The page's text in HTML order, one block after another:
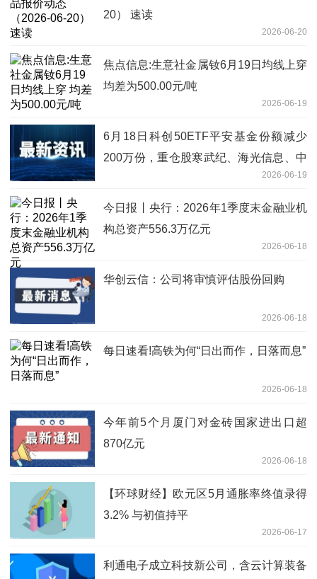
20） 速读
2026-06-20
焦点信息:生意社金属钕6月19日均线上穿
均差为500.00元/吨
2026-06-19
6月18日科创50ETF平安基金份额减少
200万份，重仓股寒武纪、海光信息、中
2026-06-19
今日报丨央行：2026年1季度末金融业机
构总资产556.3万亿元
2026-06-18
华创云信：公司将审慎评估股份回购
2026-06-18
每日速看!高铁为何“日出而作，日落而息”
2026-06-18
今年前5个月厦门对金砖国家进出口超
870亿元
2026-06-18
【环球财经】欧元区5月通胀率终值录得
3.2% 与初值持平
2026-06-17
利通电子成立科技新公司，含云计算装备